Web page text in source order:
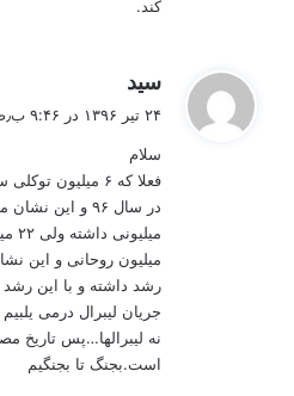
کند.
سید
۲۴ تیر ۱۳۹۶ در ۹:۴۶ ب٫ظ
سلام
جریان لیبرال درمی
نه لیبرالها…پس تاریخ
است.بجنگ تا بجنگیم